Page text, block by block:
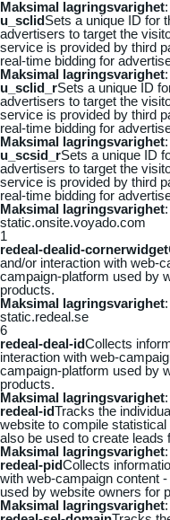
Maksimal lagringsvarighet
u_sclidSets a unique ID for
advertisers to target the
service is provided by third
real-time bidding for
Maksimal lagringsvarighet
u_sclid_rSets a unique ID
advertisers to target the
service is provided by third
real-time bidding for
Maksimal lagringsvarighet
u_scsid_rSets a unique ID
advertisers to target the
service is provided by third
real-time bidding for
Maksimal lagringsvarighet
static.onsite.voyado.com
1
redeal-dealid-cornerwidget
and/or interaction with web-
campaign-platform used by
products.
Maksimal lagringsvarighet
static.redeal.se
6
redeal-deal-idCollects
interaction with web-
campaign-platform used by
products.
Maksimal lagringsvarighet
redeal-idTracks the
website to compile
also be used to create leads
Maksimal lagringsvarighet
redeal-pidCollects
with web-campaign content
used by website owners for
Maksimal lagringsvarighet